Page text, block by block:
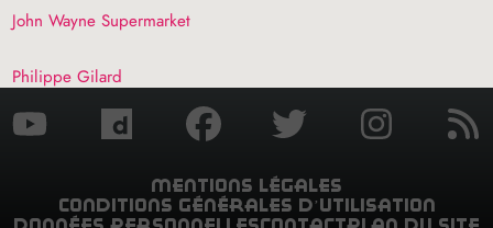
John Wayne Supermarket
Philippe Gilard
mentions légales
conditions générales d’utilisation